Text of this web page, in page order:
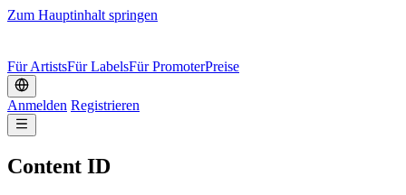
Zum Hauptinhalt springen
Für ArtistsFür LabelsFür PromoterPreise
Anmelden Registrieren
Content ID